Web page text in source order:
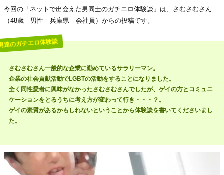
今回の「ネットで出会えた男同士のガチエロ体験談」は、さむさむさん
（48歳 男性 兵庫県 会社員）からの投稿です。
さむさむさん一般的な企業に勤めているサラリーマン。
企業の社会貢献活動でLGBTの活動をすることになりました。
全く同性愛者に興味がなかったさむさむさんでしたが、ゲイの方とコミュニ
ケーションをとるうちに考え方が変わって行き・・・？。
ゲイの素質があるかもしれないということから体験談を書いてくださいまし
た。